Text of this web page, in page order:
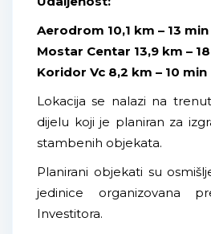
Aerodrom 10,1 km – 13 min
Mostar Centar 13,9 km –
Koridor Vc 8,2 km – 10 min
Lokacija se nalazi na
dijelu koji je planiran za
stambenih objekata.
Planirani objekati su
jedinice organizovana
Investitora.